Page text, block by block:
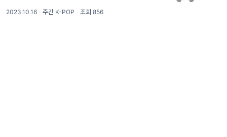
#YG엔터테인먼트 (12)
구속영장 청구 [항목1] 13일, 금감원은 주가 시
2023.10.16 · 주간 K-POP · 조회 856